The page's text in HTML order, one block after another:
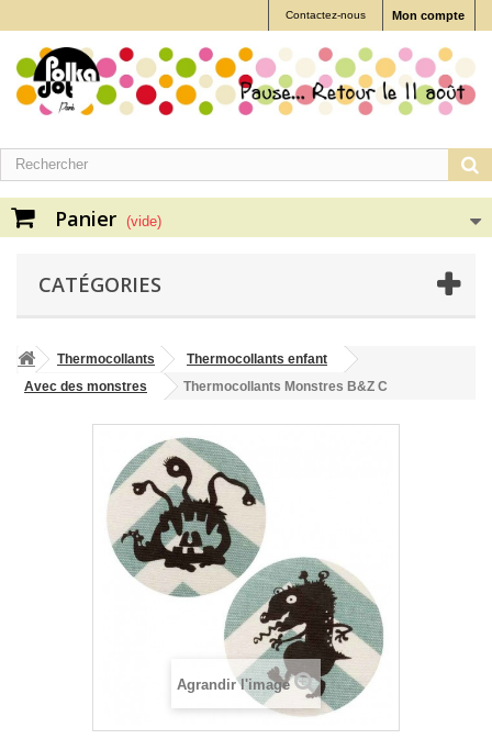
Mon compte
Contactez-nous
Panier (vide)
CATÉGORIES
Thermocollants
Thermocollants enfant
Avec des monstres
Thermocollants Monstres B&Z C
Agrandir l'image